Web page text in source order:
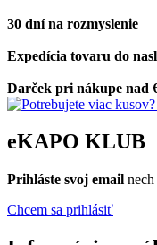
30 dní na rozmyslenie
Expedícia tovaru do
Darček pri nákupe nad
eKAPO KLUB
Prihláste svoj email
Chcem sa prihlásiť